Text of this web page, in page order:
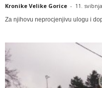
Kronike Velike Gorice - 11.
Za njihovu neprocjenjivu ulogu i